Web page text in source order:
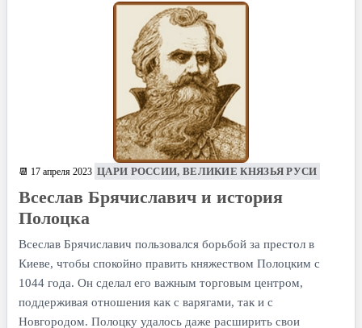
📆 17 апреля 2023 ЦАРИ РОССИИ, ВЕЛИКИЕ КНЯЗЬЯ РУСИ
Всеслав Брячиславич и история
Полоцка
Всеслав Брячиславич пользовался борьбой за престол в
Киеве, чтобы спокойно править княжеством Полоцким с
1044 года. Он сделал его важным торговым центром,
поддерживая отношения как с варягами, так и с
Новгородом. Полоцку удалось даже расширить свои